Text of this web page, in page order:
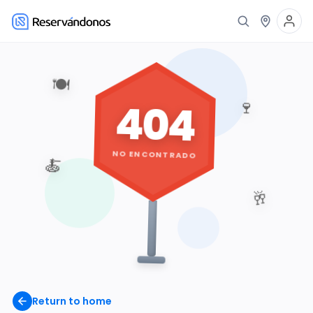
Return to home
🍽️
🍷
🥂
🍝
404
NO ENCONTRADO